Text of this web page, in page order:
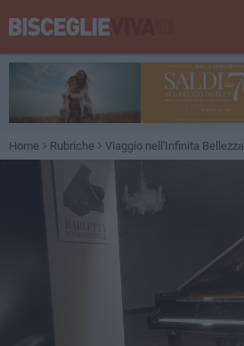
Home Rubriche Viaggio nell'Infinita Bellezza